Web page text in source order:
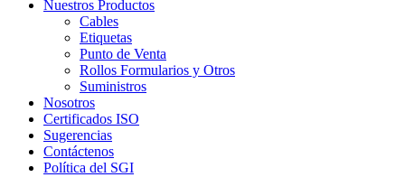
Nuestros Productos
Cables
Etiquetas
Punto de Venta
Rollos Formularios y Otros
Suministros
Nosotros
Certificados ISO
Sugerencias
Contáctenos
Política del SGI